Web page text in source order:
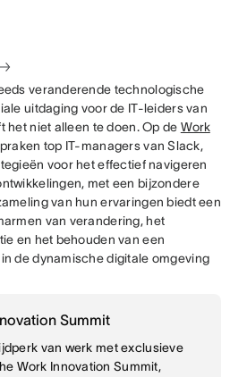
veranderende technologische
uitdaging voor de IT-leiders van
het niet alleen te doen. Op de Work
top IT-managers van Slack,
voor het effectief navigeren
met een bijzondere
van hun ervaringen biedt een
van verandering, het
en het behouden van een
de dynamische digitale omgeving
Summit
van werk met exclusieve
Work Innovation Summit,